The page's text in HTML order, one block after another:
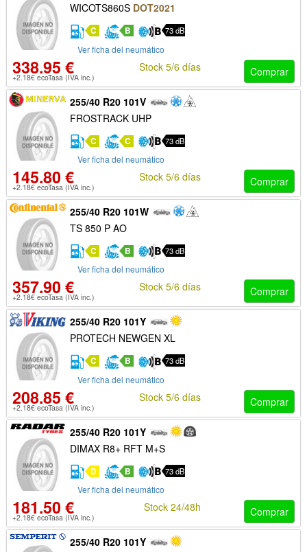
WICOTS860S DOT2021
C B 73 dB
Ver ficha del neumático
338.95 €
+2.18€ ecoTasa (IVA inc.) Comprar
Stock 5/6 días
255/40 R20 101V
FROSTRACK UHP
C C 73 dB
Ver ficha del neumático
145.80 €
+2.18€ ecoTasa (IVA inc.) Comprar
Stock 5/6 días
255/40 R20 101W
TS 850 P AO
C B 73 dB
Ver ficha del neumático
357.90 €
+2.18€ ecoTasa (IVA inc.) Comprar
Stock 5/6 días
255/40 R20 101Y
PROTECH NEWGEN XL
C B 73 dB
Ver ficha del neumático
208.85 €
+2.18€ ecoTasa (IVA inc.) Comprar
Stock 5/6 días
255/40 R20 101Y
DIMAX R8+ RFT M+S
D B 73 dB
Ver ficha del neumático
181.50 €
+2.18€ ecoTasa (IVA inc.) Comprar
Stock 24/48h
255/40 R20 101Y